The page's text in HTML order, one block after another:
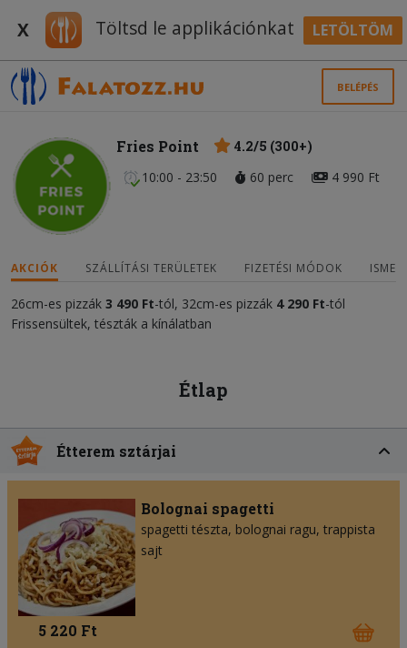
X Töltsd le applikációnkat LETÖLTÖM
BELÉPÉS
Fries Point
4.2/5 (300+)
10:00 - 23:50
60 perc 4 990 Ft
AKCIÓK SZÁLLÍTÁSI TERÜLETEK FIZETÉSI MÓDOK
26cm-es pizzák 3 490 Ft-tól, 32cm-es pizzák 4 290 Ft-tól
Frissensültek, tészták a kínálatban
Étlap
Étterem sztárjai
Bolognai spagetti
spagetti tészta bolognai ragu trappista
sajt
5 220 Ft